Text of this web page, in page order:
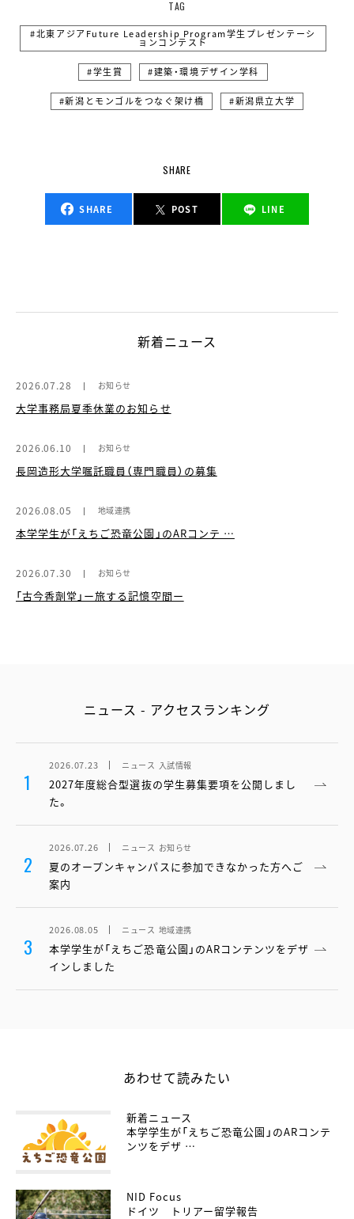
TAG
北東アジアFuture Leadership Program学生プレゼンテーシ
ョンコンテスト
学生賞 建築・環境デザイン学科
新潟とモンゴルをつなぐ架け橋 新潟県立大学
SHARE
SHARE POST LINE
新着ニュース
2026.07.28 お知らせ
大学事務局夏季休業のお知らせ
2026.06.10 お知らせ
長岡造形大学嘱託職員（専門職員）の募集
2026.08.05 地域連携
本学学生が「えちご恐竜公園」のARコンテ …
2026.07.30 お知らせ
「古今香劑堂」ー旅する記憶空間ー
ニュース - アクセスランキング
1
2026.07.23 ニュース 入試情報
2027年度総合型選抜の学生募集要項を公開しまし
た。
2
2026.07.26 ニュース お知らせ
夏のオープンキャンパスに参加できなかった方へご
案内
3
2026.08.05 ニュース 地域連携
本学学生が「えちご恐竜公園」のARコンテンツをデザ
インしました
あわせて読みたい
新着ニュース
本学学生が「えちご恐竜公園」のARコンテ
ンツをデザ …
NID Focus
ドイツ トリアー留学報告